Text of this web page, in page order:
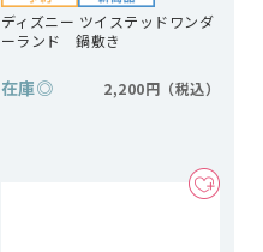
ディズニー ツイステッドワンダ
ーランド 鍋敷き
在庫◎ 2,200円